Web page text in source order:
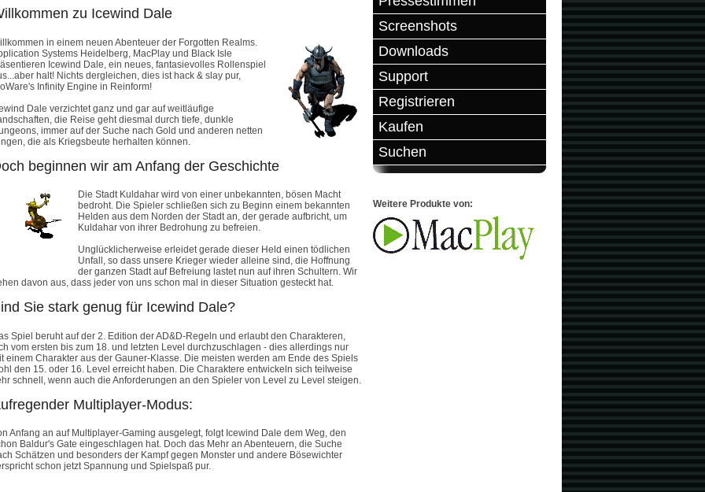
Screenshots
Downloads
Support
Registrieren
Kaufen
Suchen
Weitere Produkte von:
zu Icewind Dale
in einem neuen Abenteuer der Forgotten Realms.
Systems Heidelberg, MacPlay und Black Isle
Icewind Dale, ein neues, fantasievolles Rollenspiel
halt! Nichts dergleichen, dies ist hack & slay pur,
Infinity Engine in Reinform!
Dale verzichtet ganz und gar auf weitläufige
die Reise geht diesmal durch tiefe, dunkle
immer auf der Suche nach Gold und anderen netten
die als Kriegsbeute herhalten können.
beginnen wir am Anfang der Geschichte
Die Stadt Kuldahar wird von einer unbekannten, bösen Macht
bedroht. Die Spieler schließen sich zu Beginn einem bekannten
Helden aus dem Norden der Stadt an, der gerade aufbricht, um
Kuldahar von ihrer Bedrohung zu befreien.
Unglücklicherweise erleidet gerade dieser Held einen tödlichen
Unfall, so dass unsere Krieger wieder alleine sind, die Hoffnung
der ganzen Stadt auf Befreiung lastet nun auf ihren Schultern. Wir
davon aus, dass jeder von uns schon mal in dieser Situation gesteckt hat.
Sie stark genug für Icewind Dale?
Spiel beruht auf der 2. Edition der AD&D-Regeln und erlaubt den Charakteren,
vom ersten bis zum 18. und letzten Level durchzuschlagen - dies allerdings nur
einem Charakter aus der Gauner-Klasse. Die meisten werden am Ende des Spiels
den 15. oder 16. Level erreicht haben. Die Charaktere entwickeln sich teilweise
schnell, wenn auch die Anforderungen an den Spieler von Level zu Level steigen.
Multiplayer-Modus:
Anfang an auf Multiplayer-Gaming ausgelegt, folgt Icewind Dale dem Weg, den
Baldur's Gate eingeschlagen hat. Doch das Mehr an Abenteuern, die Suche
Schätzen und besonders der Kampf gegen Monster und andere Bösewichter
schon jetzt Spannung und Spielspaß pur.